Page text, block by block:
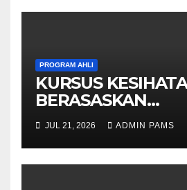
PROGRAM AHLI
KURSUS
BERASASKAN
HYPNOTHERAPY
OLEH KPWKKK
JUL 21, 2026 ADMIN PAMS